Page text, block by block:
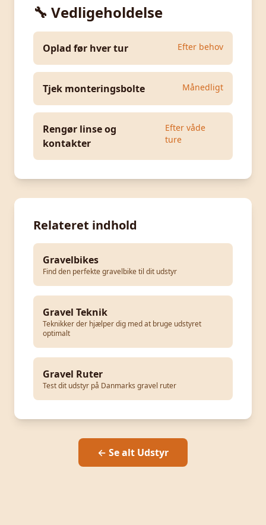
🔧 Vedligeholdelse
Oplad før hver tur Efter behov
Tjek monteringsbolte Månedligt
Rengør linse og
kontakter
Efter våde
ture
Relateret indhold
Gravelbikes
Find den perfekte gravelbike til dit udstyr
Gravel Teknik
Teknikker der hjælper dig med at bruge udstyret
optimalt
Gravel Ruter
Test dit udstyr på Danmarks gravel ruter
← Se alt Udstyr